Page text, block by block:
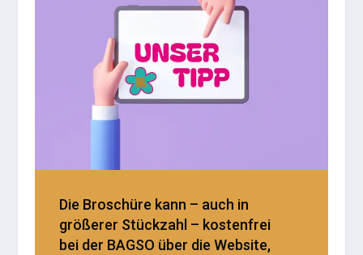
Die Broschüre kann – auch in
größerer Stückzahl – kostenfrei
bei der BAGSO über die Website,